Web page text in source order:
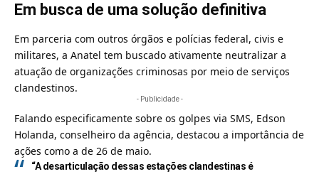
Em busca de uma solução definitiva
Em parceria com outros órgãos e polícias federal, civis e
militares, a Anatel tem buscado ativamente neutralizar a
atuação de organizações criminosas por meio de serviços
clandestinos.
- Publicidade -
Falando especificamente sobre os golpes via SMS, Edson
Holanda, conselheiro da agência, destacou a importância de
ações como a de 26 de maio.
“A desarticulação dessas estações clandestinas é